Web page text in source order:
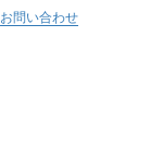
お問い合わせ